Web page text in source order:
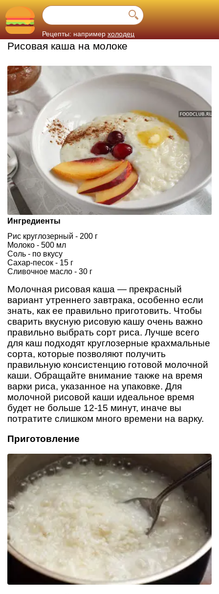
Рецепты: например холодец
Рисовая каша на молоке
Ингредиенты
Рис круглозерный - 200 г
Молоко - 500 мл
Соль - по вкусу
Сахар-песок - 15 г
Сливочное масло - 30 г
Молочная рисовая каша — прекрасный
вариант утреннего завтрака, особенно если
знать, как ее правильно приготовить. Чтобы
сварить вкусную рисовую кашу очень важно
правильно выбрать сорт риса. Лучше всего
для каш подходят круглозерные крахмальные
сорта, которые позволяют получить
правильную консистенцию готовой молочной
каши. Обращайте внимание также на время
варки риса, указанное на упаковке. Для
молочной рисовой каши идеальное время
будет не больше 12-15 минут, иначе вы
потратите слишком много времени на варку.
Приготовление